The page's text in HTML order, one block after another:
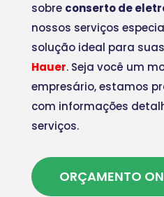
sobre conserto de
nossos serviços
solução ideal para
Hauer. Seja você um
empresário, estamos
com informações
serviços.
ORÇAMENTO